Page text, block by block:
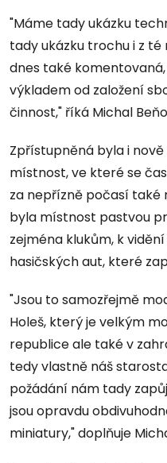
"Máme tady ukázku
tady ukázku trochu i z
dnes také
výkladem od založení
činnost," říká Michal
Zpřístupněná byla i
místnost, ve které se
za nepřízně počasí také
byla místnost pastvou
zejména klukům, k
hasičských aut, které
"Jsou to samozřejmě
Holeš, který je velkým
republice ale také v
tedy vlastně náš
požádání nám tady
jsou opravdu
miniatury," doplňuje